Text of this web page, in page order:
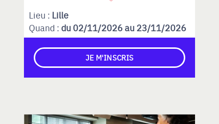
Lieu : Lille
Quand : du 02/11/2026 au 23/11/2026
JE M'INSCRIS